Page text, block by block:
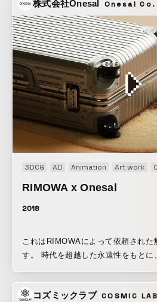
まで高めた。
株式会社Onesal Onesal
3DCG AD Animation Art work
RIMOWA x Onesal
2018
これはRIMOWAによって依頼された
す。 時代を超越した永遠性をもとに
コズミックラブ COSMIC LAB